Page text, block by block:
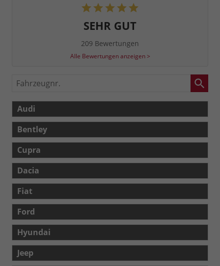
SEHR GUT
209 Bewertungen
Alle Bewertungen anzeigen >
Fahrzeugnr.
Audi
Bentley
Cupra
Dacia
Fiat
Ford
Hyundai
Jeep